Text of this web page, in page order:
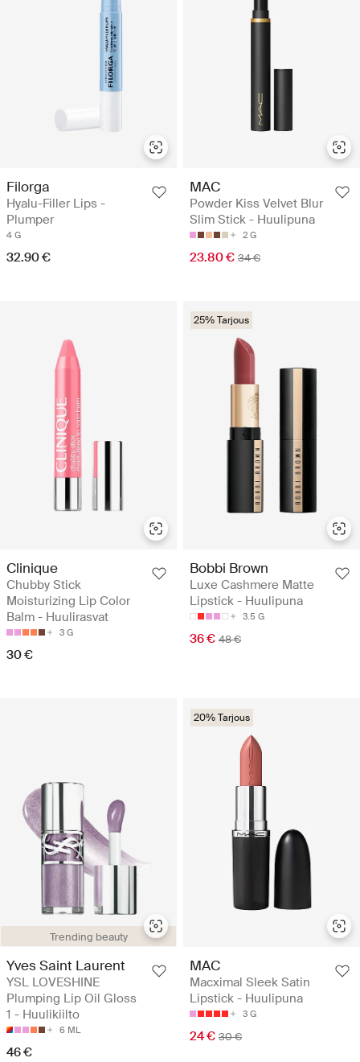
Filorga
Hyalu-Filler Lips -
Plumper
4 G
32.90 €
MAC
Powder Kiss Velvet Blur
Slim Stick - Huulipuna
2 G
23.80 € 34 €
Clinique
Chubby Stick
Moisturizing Lip Color
Balm - Huulirasvat
3 G
30 €
25% Tarjous
Bobbi Brown
Luxe Cashmere Matte
Lipstick - Huulipuna
3.5 G
36 € 48 €
Trending beauty
Yves Saint Laurent
YSL LOVESHINE
Plumping Lip Oil Gloss
1 - Huulikiilto
6 ML
46 €
20% Tarjous
MAC
Macximal Sleek Satin
Lipstick - Huulipuna
3 G
24 € 30 €